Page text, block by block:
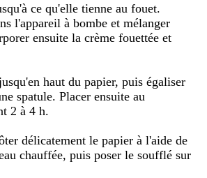
ce qu'elle tienne au fouet.
l'appareil à bombe et mélanger
ensuite la crème fouettée et
haut du papier, puis égaliser
spatule. Placer ensuite au
2 à 4 h.
délicatement le papier à l'aide de
chauffée, puis poser le soufflé sur